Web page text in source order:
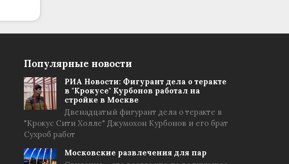
Популярные новости
РИА Новости: Фигурант дела о теракте
в "Крокусе" Курбонов работал на
стройке в Москве
Двенадцатый фигурант дела о теракте в
"Крокус Сити Холле" Джумохон Курбонов и его брат
Сухроб работ
Московские развлечения для пар